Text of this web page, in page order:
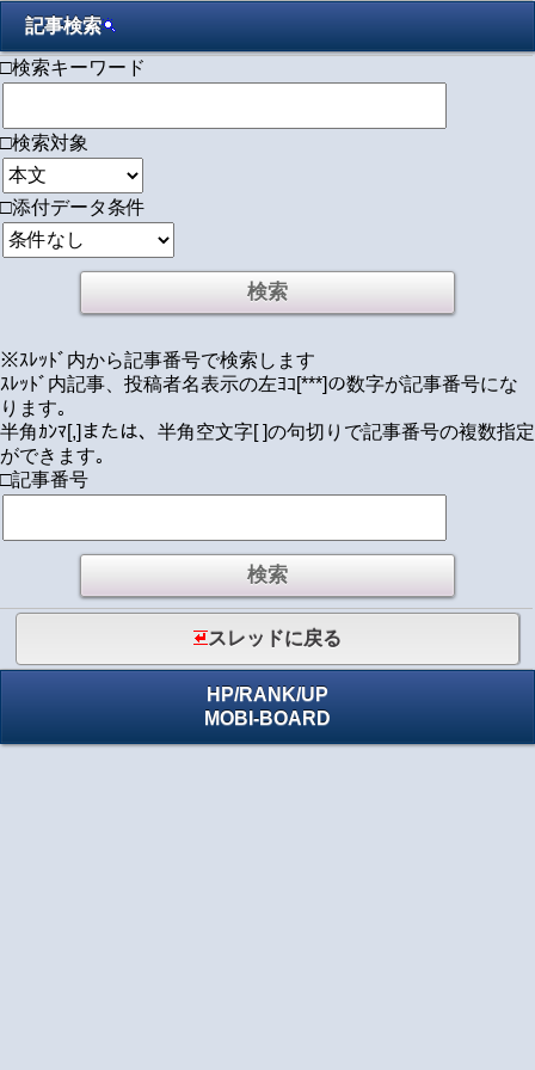
記事検索
□検索キーワード
□検索対象
□添付データ条件
※ｽﾚｯﾄﾞ内から記事番号で検索します
ｽﾚｯﾄﾞ内記事、投稿者名表示の左ﾖｺ[***]の数字が記事番号にな
ります｡
半角ｶﾝﾏ[,]または、半角空文字[ ]の句切りで記事番号の複数指定
ができます｡
□記事番号
スレッドに戻る
HP/RANK/UP
MOBI-BOARD